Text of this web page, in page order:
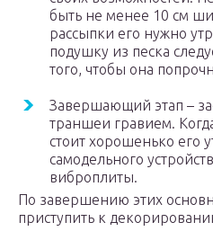
быть не менее 10 см
рассыпки его нужно
подушку из песка
того, чтобы она
Завершающий этап –
траншеи гравием.
стоит хорошенько его
самодельного
виброплиты.
По завершению этих
приступить к